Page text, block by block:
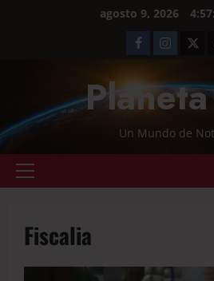
agosto 9, 2026
Planeta
Un Mundo de
Fiscalia